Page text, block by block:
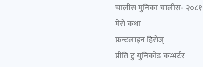
चालीस मुनिका चालीस- २०८१
मेरो कथा
फ्रन्टलाइन हिरोज्
प्रीति टु युनिकोड कन्भर्टर